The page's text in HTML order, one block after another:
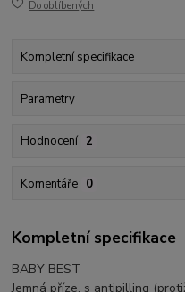
Do oblíbených
Kompletní specifikace
Parametry
Hodnocení 2
Komentáře 0
Kompletní specifikace
BABY BEST
Jemná příze, s antipilling